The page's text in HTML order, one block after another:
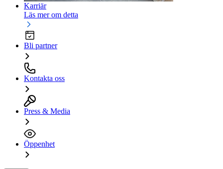
Karriär
Läs mer om detta
Bli partner
Kontakta oss
Press & Media
Öppenhet